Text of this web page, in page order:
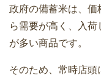
政府の備蓄米は、価
ら需要が高く、入
が多い商品です。
そのため、常時店頭